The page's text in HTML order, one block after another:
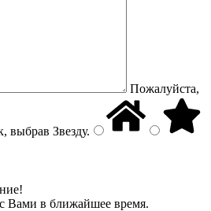
Пожалуйста,
выбрав Звезду.
Вами в ближайшее время.